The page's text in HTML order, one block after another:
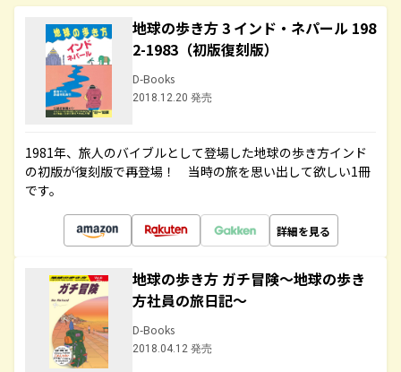
地球の歩き方 3 インド・ネパール 198
2-1983（初版復刻版）
D-Books
2018.12.20 発売
1981年、旅人のバイブルとして登場した地球の歩き方インド
の初版が復刻版で再登場！ 当時の旅を思い出して欲しい1冊
です。
詳細を見る
地球の歩き方 ガチ冒険～地球の歩き
方社員の旅日記～
D-Books
2018.04.12 発売